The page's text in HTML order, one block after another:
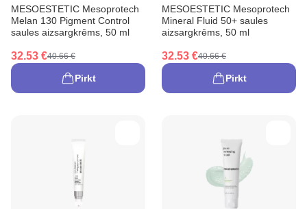
MESOESTETIC Mesoprotech
Melan 130 Pigment Control
saules aizsargkrēms, 50 ml
32.53 €40.66 €
Pirkt
MESOESTETIC Mesoprotech
Mineral Fluid 50+ saules
aizsargkrēms, 50 ml
32.53 €40.66 €
Pirkt